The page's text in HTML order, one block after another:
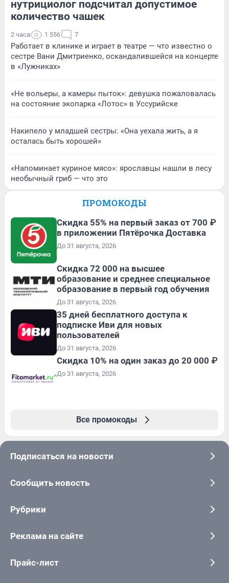
нутрициолог подсчитал допустимое
количество чашек
2 часа 1 556 7
Работает в клинике и играет в театре — что известно о
сестре Вани Дмитриенко, оскандалившейся на концерте
в «Лужниках»
«Не вольеры, а камеры пыток»: девушка пожаловалась
на состояние экопарка «Лотос» в Уссурийске
Накипело у младшей сестры: «Она уехала жить, а я
осталась быть хорошей»
«Напоминает куриное мясо»: ярославцы нашли в лесу
необычный гриб — что это
ПРОМОКОДЫ
Скидка 55% на первый заказ от 700 ₽
в приложении Пятёрочка Доставка
До 31 августа, 2026
Скидка 72 000 на высшее
образование и среднее специальное
образование в первый год обучения
До 31 августа, 2026
35 дней бесплатного доступа к
подписке Иви для новых
пользователей
До 31 августа, 2026
Скидка 10% на один заказ до 20 000 ₽
До 31 августа, 2026
Все промокоды
Подписаться на новости
Сообщить новость
Рубрики
Реклама на сайте
Прайс-лист